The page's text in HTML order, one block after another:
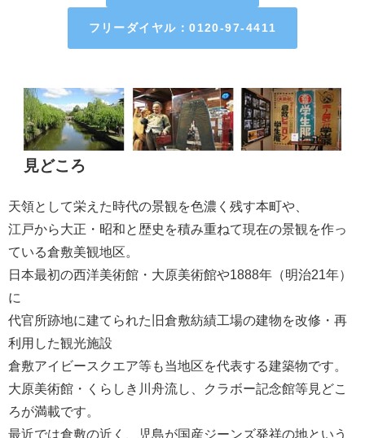
フリーダイヤル：0120-97-4411
見どころ
天領として栄えた時代の景観を色濃く残す本町や、
江戸から大正・昭和と歴史を積み重ねて現在の景観を作っ
ている倉敷美観地区。
日本最初の西洋美術館・大原美術館や1888年（明治21年）
に
代官所跡地に建てられた旧倉敷紡績工場の建物を改修・再
利用した観光施設
倉敷アイビースクエア等も当地区を代表する建築物です。
大原美術館・くらしき川舟流し、クラボー記念館等見どこ
ろが満載です。
最近では倉敷の近く、児島が国産ジーンズ発祥の地という